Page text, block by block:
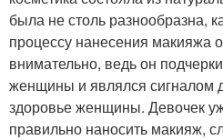
была не столь разнообразна,
процессу нанесения макияжа
внимательно, ведь он
женщины и являлся сигналом
здоровье женщины. Девочек
правильно наносить макияж,